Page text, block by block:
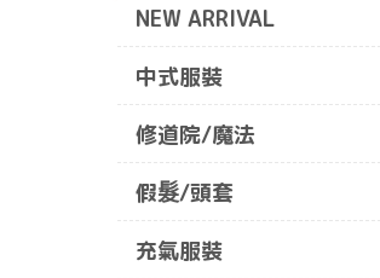
NEW ARRIVAL
中式服裝
修道院/魔法
假髮/頭套
充氣服裝